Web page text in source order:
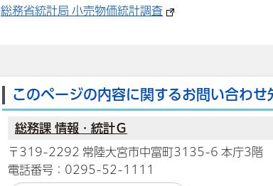
総務省統計局 小売物価統計調査
このページの内容に関するお問い合わせ
総務課 情報・統計Ｇ
〒319-2292 常陸大宮市中富町3135-6 本庁3階
電話番号：0295-52-1111